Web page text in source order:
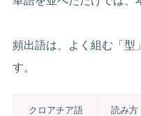
頻出語は、よく組む「型
す。
クロアチア語 読み方